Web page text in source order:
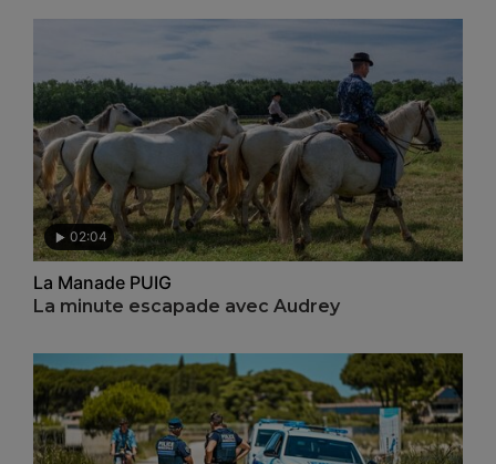
02:04
La Manade PUIG
La minute escapade avec Audrey